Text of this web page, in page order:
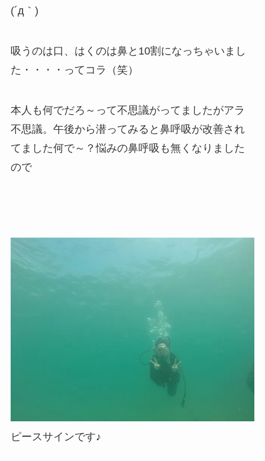
(´д｀)
吸うのは口、はくのは鼻と10割になっちゃいまし
た・・・・ってコラ（笑）
本人も何でだろ～って不思議がってましたがアラ
不思議。午後から潜ってみると鼻呼吸が改善され
てました何で～？悩みの鼻呼吸も無くなりました
ので
ピースサインです♪